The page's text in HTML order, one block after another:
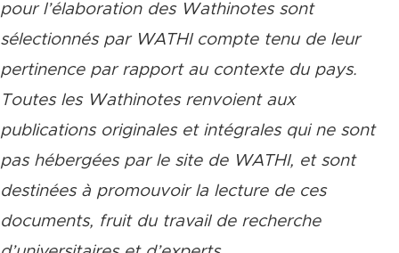
pour l’élaboration des Wathinotes sont
sélectionnés par WATHI compte tenu de leur
pertinence par rapport au contexte du pays.
Toutes les Wathinotes renvoient aux
publications originales et intégrales qui ne sont
pas hébergées par le site de WATHI, et sont
destinées à promouvoir la lecture de ces
documents, fruit du travail de recherche